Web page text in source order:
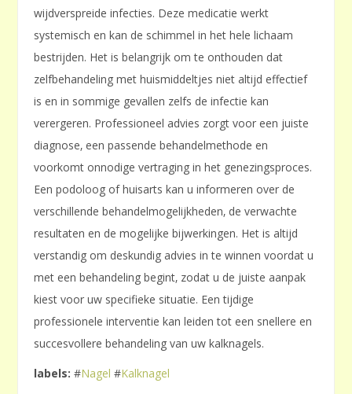
wijdverspreide infecties. Deze medicatie werkt
systemisch en kan de schimmel in het hele lichaam
bestrijden. Het is belangrijk om te onthouden dat
zelfbehandeling met huismiddeltjes niet altijd effectief
is en in sommige gevallen zelfs de infectie kan
verergeren. Professioneel advies zorgt voor een juiste
diagnose‚ een passende behandelmethode en
voorkomt onnodige vertraging in het genezingsproces.
Een podoloog of huisarts kan u informeren over de
verschillende behandelmogelijkheden‚ de verwachte
resultaten en de mogelijke bijwerkingen. Het is altijd
verstandig om deskundig advies in te winnen voordat u
met een behandeling begint‚ zodat u de juiste aanpak
kiest voor uw specifieke situatie. Een tijdige
professionele interventie kan leiden tot een snellere en
succesvollere behandeling van uw kalknagels.
labels: #Nagel #Kalknagel